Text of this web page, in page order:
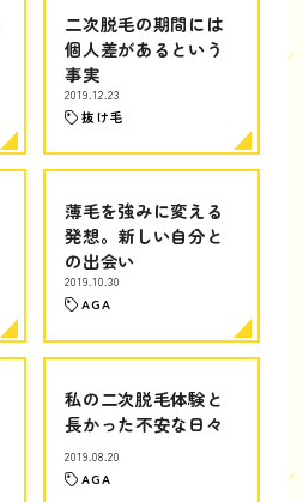
二次脱毛の期間には
個人差があるという
事実
2019.12.23
抜け毛
薄毛を強みに変える
発想。新しい自分と
の出会い
2019.10.30
AGA
私の二次脱毛体験と
長かった不安な日々
2019.08.20
AGA